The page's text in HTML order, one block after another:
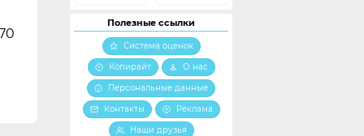
Полезные ссылки
Система оценок
Копирайт
О нас
Персональные данные
Контакты
Реклама
Наши друзья